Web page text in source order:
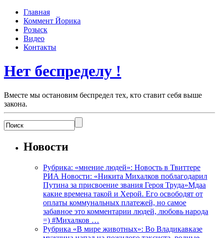
Главная
Коммент Йорика
Розыск
Видео
Контакты
Нет беспределу !
Вместе мы остановим беспредел тех, кто ставит себя выше
закона.
Новости
Рубрика: «мнение людей»: Новость в Твиттере
РИА Новости: «Никита Михалков поблагодарил
Путина за присвоение звания Героя Труда»Мдаа
какие времена такой и Херой. Его освободят от
оплаты коммунальных платежей, но самое
забавное это комментарии людей, любовь народа
=) #Михалков …
Рубрика «В мире животных»: Во Владикавказе